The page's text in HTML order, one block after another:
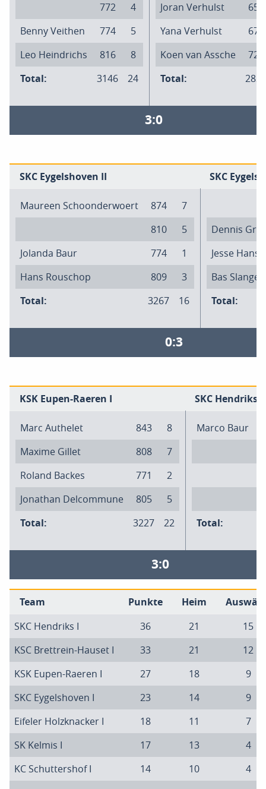
772
4
Benny Veithen
774
5
Leo Heindrichs
816
8
Total:
3146 24
Joran Verhulst
652
Yana Verhulst
673
Koen van Assche
722
Total:
2821
3:0
SKC Eygelshoven II SKC
Maureen Schoonderwoert 874
7
810
5
Jolanda Baur
774
1
Hans Rouschop
809
3
Total:
3267 16
Dennis
Jesse
Bas Slangen
Total:
0:3
KSK Eupen-Raeren I SKC Hendriks I
Marc Authelet 843
8
Maxime Gillet
808
7
Roland Backes
771
2
Jonathan Delcommune
805
5
Total:
3227 22
Marco Baur
Total:
3:0
Team Punkte Heim
SKC Hendriks I
36 21
15
KSC Brettrein-Hauset I
33 21
12
KSK Eupen-Raeren I
27 18
9
SKC Eygelshoven I
23 14
9
Eifeler Holzknacker I
18 11
7
SK Kelmis I
17 13
4
KC Schuttershof I
14 10
4